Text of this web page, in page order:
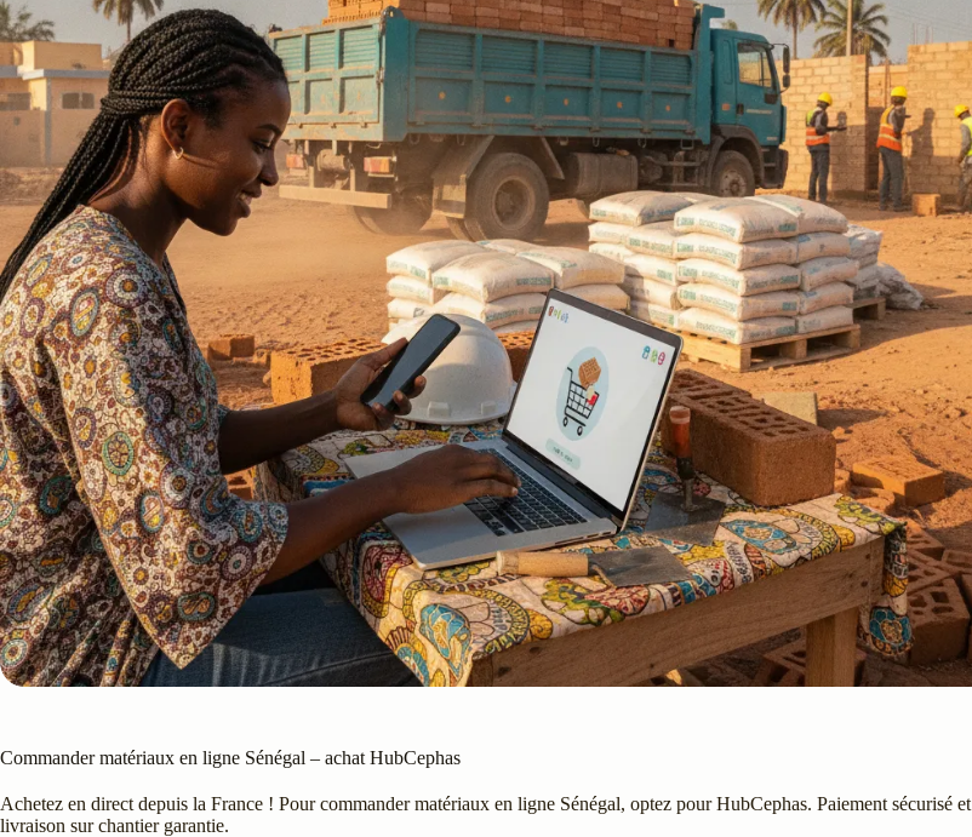
Commander matériaux en ligne Sénégal – achat HubCephas
Achetez en direct depuis la France ! Pour commander matériaux en ligne Sénégal, optez pour HubCephas. Paiement sécurisé et
livraison sur chantier garantie.